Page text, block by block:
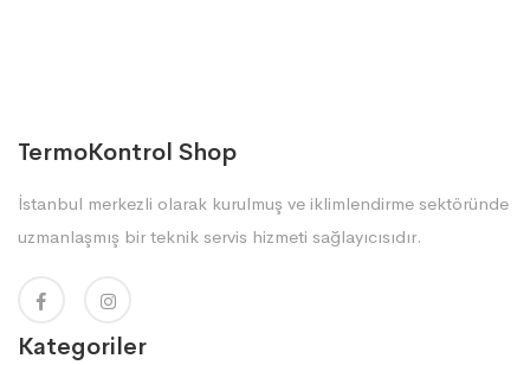
TermoKontrol Shop
İstanbul merkezli olarak kurulmuş ve iklimlendirme sektöründe
uzmanlaşmış bir teknik servis hizmeti sağlayıcısıdır.
Kategoriler